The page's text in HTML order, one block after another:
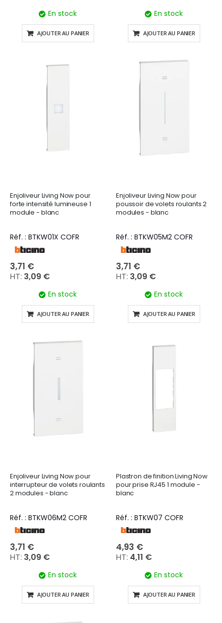
En stock
AJOUTER AU PANIER
En stock
AJOUTER AU PANIER
Enjoliveur Living Now pour
forte intensité lumineuse 1
module - blanc
Réf. : BTKW01X COFR
3,71 €
3,09 €
En stock
AJOUTER AU PANIER
Enjoliveur Living Now pour
poussoir de volets roulants 2
modules - blanc
Réf. : BTKW05M2 COFR
3,71 €
3,09 €
En stock
AJOUTER AU PANIER
Enjoliveur Living Now pour
interrupteur de volets roulants
2 modules - blanc
Réf. : BTKW06M2 COFR
3,71 €
3,09 €
En stock
AJOUTER AU PANIER
Plastron de finition Living Now
pour prise RJ45 1 module -
blanc
Réf. : BTKW07 COFR
4,93 €
4,11 €
En stock
AJOUTER AU PANIER